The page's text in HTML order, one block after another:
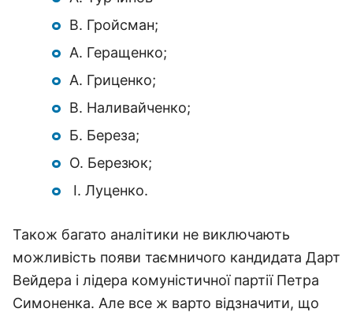
В. Гройсман;
А. Геращенко;
А. Гриценко;
В. Наливайченко;
Б. Береза;
О. Березюк;
І. Луценко.
Також багато аналітики не виключають
можливість появи таємничого кандидата Дарт
Вейдера і лідера комуністичної партії Петра
Симоненка. Але все ж варто відзначити, що